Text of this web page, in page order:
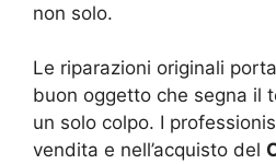
non solo.
Le riparazioni originali
buon oggetto che segna il
un solo colpo. I
vendita e nell’acquisto del